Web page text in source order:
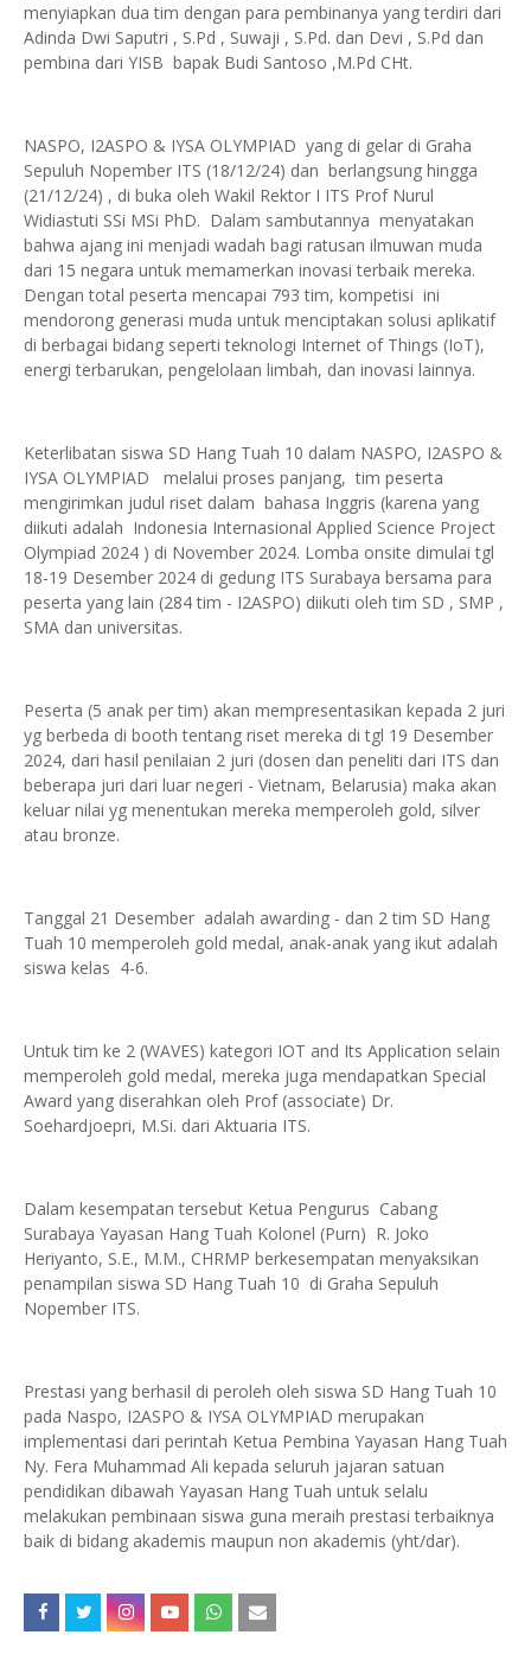
menyiapkan dua tim dengan para pembinanya yang terdiri dari
Adinda Dwi Saputri , S.Pd , Suwaji , S.Pd. dan Devi , S.Pd dan
pembina dari YISB bapak Budi Santoso ,M.Pd CHt.
NASPO, I2ASPO & IYSA OLYMPIAD yang di gelar di Graha
Sepuluh Nopember ITS (18/12/24) dan berlangsung hingga
(21/12/24) , di buka oleh Wakil Rektor I ITS Prof Nurul
Widiastuti SSi MSi PhD. Dalam sambutannya menyatakan
bahwa ajang ini menjadi wadah bagi ratusan ilmuwan muda
dari 15 negara untuk memamerkan inovasi terbaik mereka.
Dengan total peserta mencapai 793 tim, kompetisi ini
mendorong generasi muda untuk menciptakan solusi aplikatif
di berbagai bidang seperti teknologi Internet of Things (IoT),
energi terbarukan, pengelolaan limbah, dan inovasi lainnya.
Keterlibatan siswa SD Hang Tuah 10 dalam NASPO, I2ASPO &
IYSA OLYMPIAD melalui proses panjang, tim peserta
mengirimkan judul riset dalam bahasa Inggris (karena yang
diikuti adalah Indonesia Internasional Applied Science Project
Olympiad 2024 ) di November 2024. Lomba onsite dimulai tgl
18-19 Desember 2024 di gedung ITS Surabaya bersama para
peserta yang lain (284 tim - I2ASPO) diikuti oleh tim SD , SMP ,
SMA dan universitas.
Peserta (5 anak per tim) akan mempresentasikan kepada 2 juri
yg berbeda di booth tentang riset mereka di tgl 19 Desember
2024, dari hasil penilaian 2 juri (dosen dan peneliti dari ITS dan
beberapa juri dari luar negeri - Vietnam, Belarusia) maka akan
keluar nilai yg menentukan mereka memperoleh gold, silver
atau bronze.
Tanggal 21 Desember adalah awarding - dan 2 tim SD Hang
Tuah 10 memperoleh gold medal, anak-anak yang ikut adalah
siswa kelas 4-6.
Untuk tim ke 2 (WAVES) kategori IOT and Its Application selain
memperoleh gold medal, mereka juga mendapatkan Special
Award yang diserahkan oleh Prof (associate) Dr.
Soehardjoepri, M.Si. dari Aktuaria ITS.
Dalam kesempatan tersebut Ketua Pengurus Cabang
Surabaya Yayasan Hang Tuah Kolonel (Purn) R. Joko
Heriyanto, S.E., M.M., CHRMP berkesempatan menyaksikan
penampilan siswa SD Hang Tuah 10 di Graha Sepuluh
Nopember ITS.
Prestasi yang berhasil di peroleh oleh siswa SD Hang Tuah 10
pada Naspo, I2ASPO & IYSA OLYMPIAD merupakan
implementasi dari perintah Ketua Pembina Yayasan Hang Tuah
Ny. Fera Muhammad Ali kepada seluruh jajaran satuan
pendidikan dibawah Yayasan Hang Tuah untuk selalu
melakukan pembinaan siswa guna meraih prestasi terbaiknya
baik di bidang akademis maupun non akademis (yht/dar).